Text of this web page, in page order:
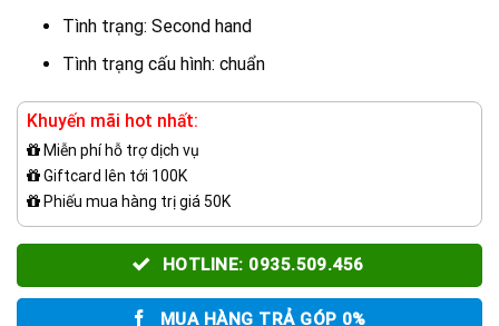
Tình trạng: Second hand
Tình trạng cấu hình: chuẩn
Khuyến mãi hot nhất:
Miễn phí hỗ trợ dịch vụ
Giftcard lên tới 100K
Phiếu mua hàng trị giá 50K
HOTLINE: 0935.509.456
MUA HÀNG TRẢ GÓP 0%